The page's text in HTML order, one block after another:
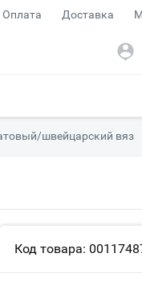
Оплата Доставка
швейцарский вяз
Код товара: